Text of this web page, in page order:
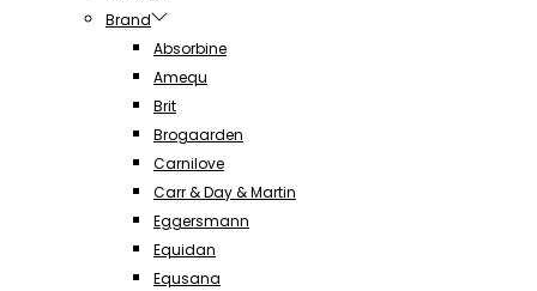
Brand
Absorbine
Amequ
Brit
Brogaarden
Carnilove
Carr & Day & Martin
Eggersmann
Equidan
Equsana